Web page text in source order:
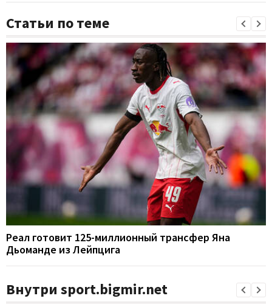
Статьи по теме
Реал готовит 125-миллионный трансфер Яна
Дьоманде из Лейпцига
Внутри sport.bigmir.net